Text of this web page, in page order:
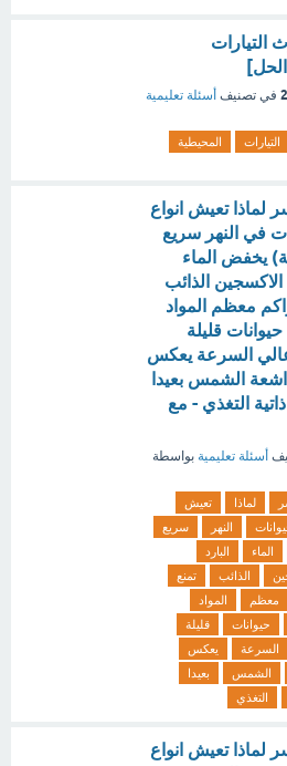
في تصنيف أسئلة تعليمية
التيارات المحيطية
لماذا تعيش انواع
في النهر سريع
(1 نقطة) يخفض الماء
الاكسجين الذائب
معظم المواد
قليلة
عالي السرعة يعكس
الشمس بعيدا
التغذي - مع
أسئلة تعليمية بواسطة
لماذا
تعيش
النهر
سريع
الماء
البارد
الذائب
تمنع
معظم
المواد
حيوانات
قليلة
السرعة
يعكس
الشمس
بعيدا
التغذي
لماذا تعيش انواع